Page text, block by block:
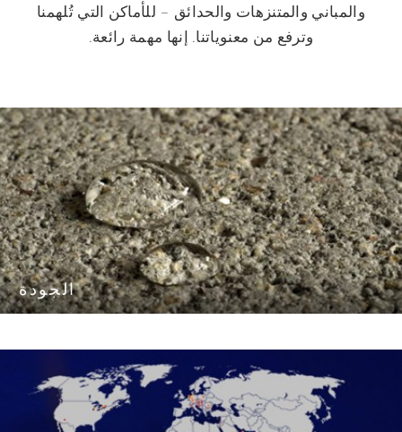
والمباني والمتنزهات والحدائق – للأماكن التي تُلهمنا
وترفع من معنوياتنا. إنها مهمة رائعة.
الجودة
الجودة